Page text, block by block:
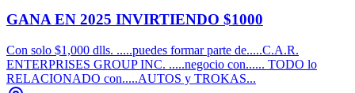
GANA EN 2025 INVIRTIENDO $1000
Con solo $1,000 dlls. .....puedes formar parte de.....C.A.R.
ENTERPRISES GROUP INC. .....negocio con...... TODO lo
RELACIONADO con.....AUTOS y TROKAS...